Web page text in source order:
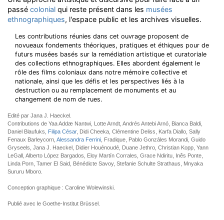
passé colonial qui reste présent dans les musées
ethnographiques, l'espace public et les archives visuelles.
Les contributions réunies dans cet ouvrage proposent de
novueaux fondements théoriques, pratiques et éthiques pour de
futurs musées basés sur la remédiation artistique et curatoriale
des collections ethnographiques. Elles abordent également le
rôle des films coloniaux dans notre mémoire collective et
nationale, ainsi que les défis et les perspectives liés à la
destruction ou au remplacement de monuments et au
changement de nom de rues.
Edité par Jana J. Haeckel.
Contributions de Yaa Addæ Nantwi, Lotte Arndt, Andrés Antebi Arnó, Bianca Baldi,
Daniel Blaufuks, Filipa César, Didi Cheeka, Clémentine Deliss, Karfa Diallo, Sally
Fenaux Barleycorn, Alessandra Ferrini , Fradique, Pablo Gonzáles Morandi, Guido
Gryseels, Jana J. Haeckel, Didier Houénoudé, Duane Jethro, Christian Kopp, Yann
LeGall, Alberto López Bargados, Eloy Martín Corrales, Grace Ndiritu, Inês Ponte,
Linda Porn, Tamer El Said, Bénédicte Savoy, Stefanie Schulte Strathaus, Mnyaka
Sururu Mboro.
Conception graphique : Caroline Wolewinski.
Publié avec le Goethe-Institut Brüssel.